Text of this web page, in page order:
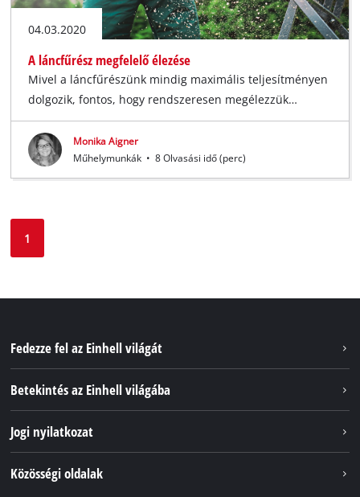
04.03.2020
A láncfűrész megfelelő élezése
Mivel a láncfűrészünk mindig maximális teljesítményen
dolgozik, fontos, hogy rendszeresen megélezzük…
Monika Aigner
Műhelymunkák • 8 Olvasási idő (perc)
1
Fedezze fel az Einhell világát
Betekintés az Einhell világába
Az Einhell világszerte
Jogi nyilatkozat
Közösségi oldalak